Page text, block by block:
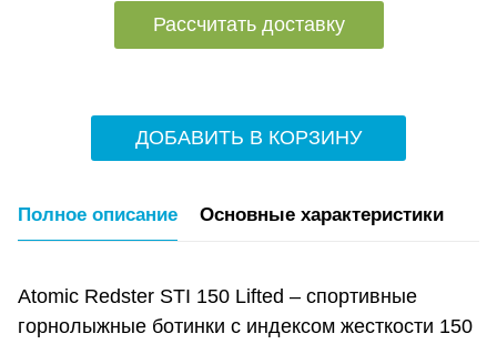
Рассчитать доставку
ДОБАВИТЬ В КОРЗИНУ
Полное описание Основные характеристики
Atomic Redster STI 150 Lifted – спортивные
горнолыжные ботинки с индексом жесткости 150